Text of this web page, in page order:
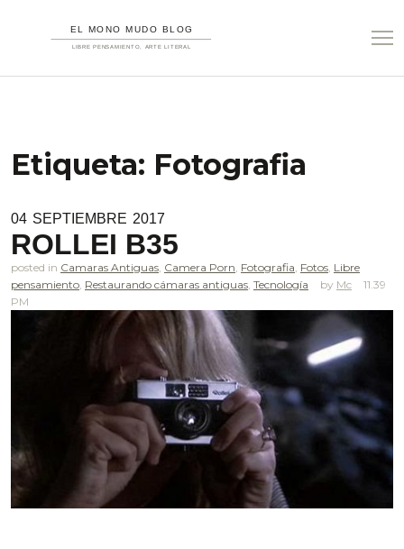
Etiqueta: Fotografia
04 SEPTIEMBRE 2017
ROLLEI B35
posted in Camaras Antiguas Camera Porn Fotografia Fotos Libre
pensamiento Restaurando cámaras antiguas Tecnología Mc
11.39
PM